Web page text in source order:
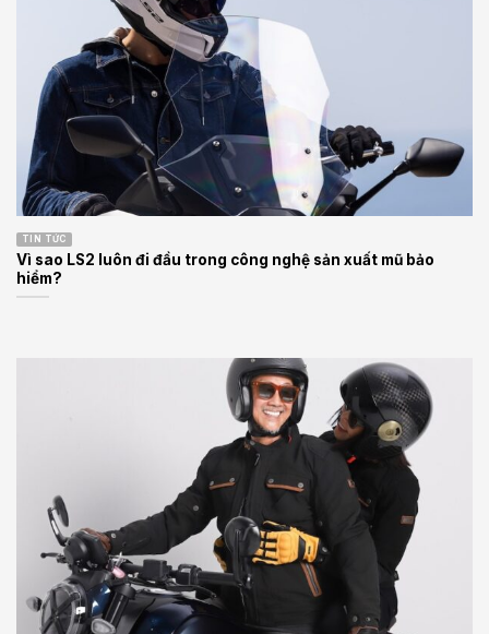
TIN TỨC
Vì sao LS2 luôn đi đầu trong công nghệ sản xuất mũ bảo
hiểm?